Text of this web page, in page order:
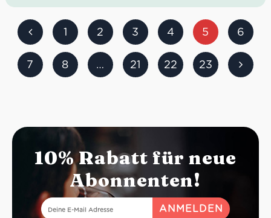
1 2 3 4 5 6
7 8 … 21 22 23
10% Rabatt für neue
Abonnenten!